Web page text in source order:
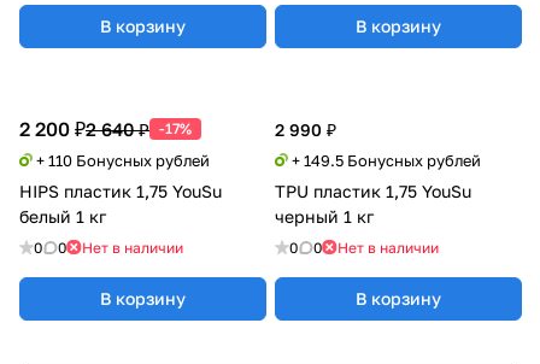
В корзину В корзину
2 200 ₽2 640 ₽ -17%
+ 110 Бонусных рублей
HIPS пластик 1,75 YouSu
белый 1 кг
0 0 Нет в наличии
В корзину
2 990 ₽
+ 149.5 Бонусных рублей
TPU пластик 1,75 YouSu
черный 1 кг
0 0 Нет в наличии
В корзину